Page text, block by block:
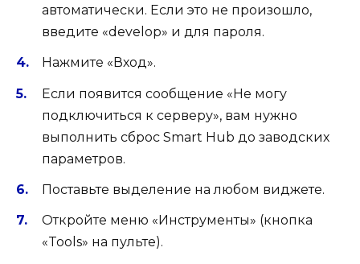
автоматически. Если это не произошло,
введите «develop» и для пароля.
Нажмите «Вход».
Если появится сообщение «Не могу
подключиться к серверу», вам нужно
выполнить сброс Smart Hub до заводских
параметров.
Поставьте выделение на любом виджете.
Откройте меню «Инструменты» (кнопка
«Tools» на пульте).